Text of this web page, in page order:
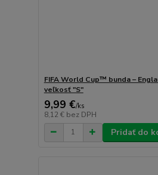
FIFA World Cup™ bunda –
veľkosť "S"
9,99 €/ks
8,12 € bez DPH
Pridať do